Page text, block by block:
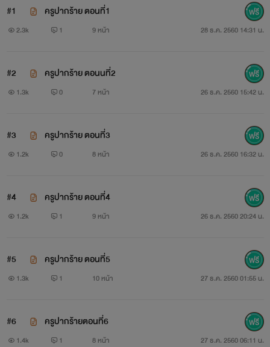
คุณเอมิกา
เอมิกา กิจเจริญ เอมิ อายุ18
#1 ครูปากร้าย ตอนที่1
2.3k 1 9 หน้า 28 ธ.ค. 2560 14:31 น.
#2 ครูปากร้าย ตอนนที่2
1.3k 0 7 หน้า 26 ธ.ค. 2560 15:42 น.
#3 ครูปากร้าย ตอนที่3
1.2k 0 8 หน้า 26 ธ.ค. 2560 16:32 น.
#4 ครูปากร้าย ตอนที่4
1.2k 1 9 หน้า 26 ธ.ค. 2560 20:24 น.
#5 ครูปากร้าย ตอนที่5
1.3k 1 10 หน้า 27 ธ.ค. 2560 01:55 น.
#6 ครูปากร้ายตอนที่6
1.4k 1 8 หน้า 27 ธ.ค. 2560 06:11 น.